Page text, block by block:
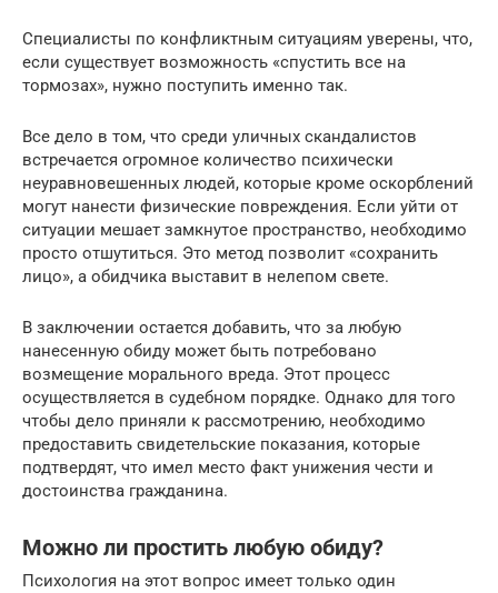
Специалисты по конфликтным ситуациям уверены, что,
если существует возможность «спустить все на
тормозах», нужно поступить именно так.
Все дело в том, что среди уличных скандалистов
встречается огромное количество психически
неуравновешенных людей, которые кроме оскорблений
могут нанести физические повреждения. Если уйти от
ситуации мешает замкнутое пространство, необходимо
просто отшутиться. Это метод позволит «сохранить
лицо», а обидчика выставит в нелепом свете.
В заключении остается добавить, что за любую
нанесенную обиду может быть потребовано
возмещение морального вреда. Этот процесс
осуществляется в судебном порядке. Однако для того
чтобы дело приняли к рассмотрению, необходимо
предоставить свидетельские показания, которые
подтвердят, что имел место факт унижения чести и
достоинства гражданина.
Можно ли простить любую обиду?
Психология на этот вопрос имеет только один